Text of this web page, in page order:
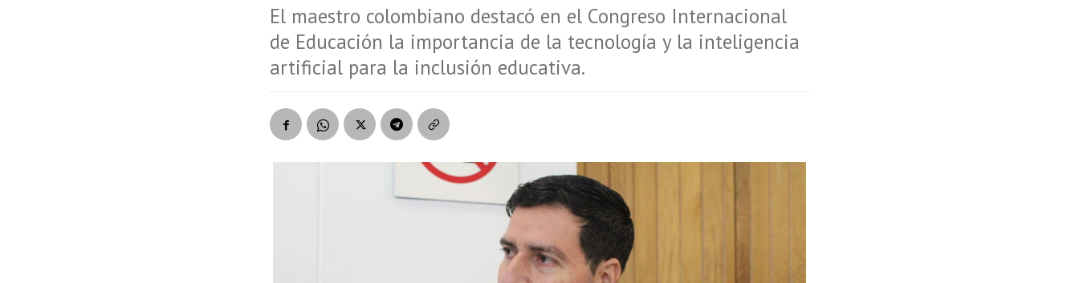
El maestro colombiano destacó en el Congreso Internacional
de Educación la importancia de la tecnología y la inteligencia
artificial para la inclusión educativa.